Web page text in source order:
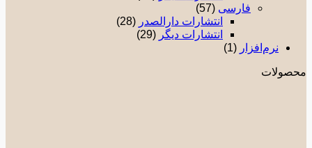
فارسی (57)
انتشارات دارالصدر (28)
انتشارات دیگر (29)
نرم‌افزار (1)